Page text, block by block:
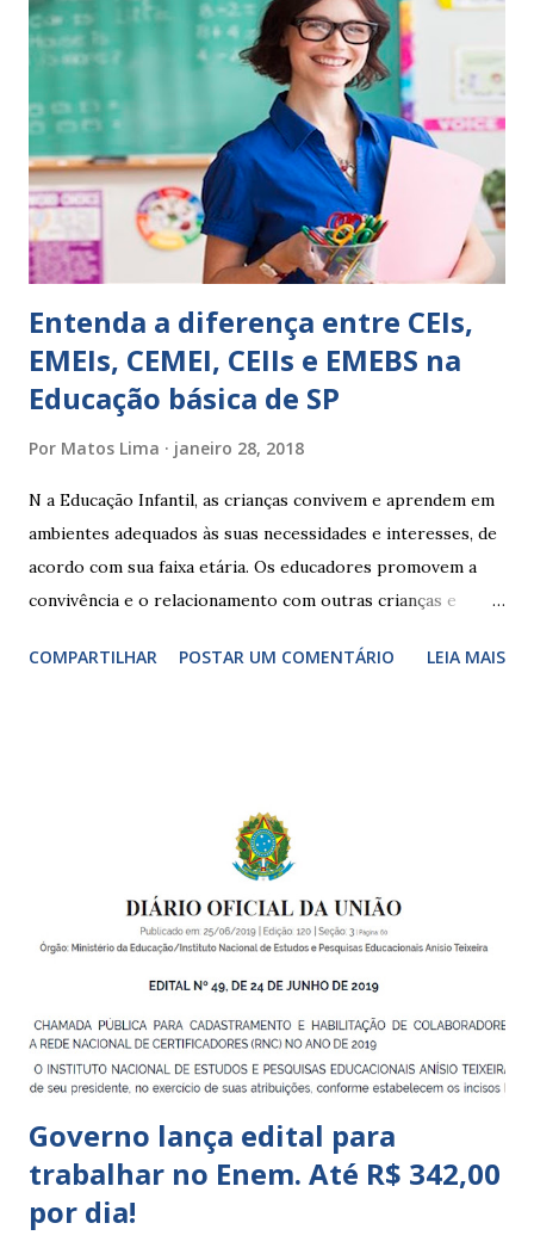
isso ressalta trabalho. SUGESTÕES DE PALAVRAS E
EXPRESSÕES PARA USO EM RELATÓRIOS Você pensa Você
escreve O aluno não sabe O aluno não adquiriu os
conceitos, está em fase de aprendizado. Não tem limites
Apresenta dificuldades de auto-regulação, pois… É nervoso
Ainda não desenvolveu habilidades para convívio no
ambiente...
Entenda a diferença entre CEIs,
EMEIs, CEMEI, CEIIs e EMEBS na
Educação básica de SP
Por Matos Lima janeiro 28, 2018
N a Educação Infantil, as crianças convivem e aprendem em
ambientes adequados às suas necessidades e interesses, de
acordo com sua faixa etária. Os educadores promovem a
convivência e o relacionamento com outras crianças e
garantir o direito das crianças a uma educação integral e de
crianças de zero a 3 anos e 11 meses; – EMEIs - Escolas
Municipais de Educação Infantil, que atendem crianças de 4
a 5 anos e 11 meses; – CEMEI - Centro Municipal de
Educação Infantil, que recebe crianças de zero a 5 anos e 11
Indígena, e trabalham com cri...
COMPARTILHAR POSTAR UM COMENTÁRIO LEIA MAIS
Governo lança edital para
trabalhar no Enem. Até R$ 342,00
por dia!